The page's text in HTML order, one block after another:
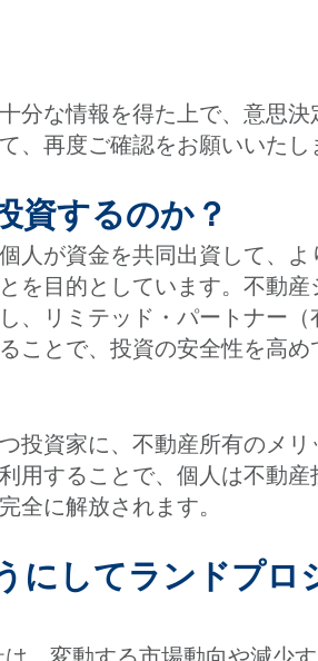
分な情報を得た上で、意思決
、再度ご確認をお願いいたし
資するのか？
人が資金を共同出資して、よ
を目的としています。不動産
、リミテッド・パートナー（
ことで、投資の安全性を高め
投資家に、不動産所有のメリ
用することで、個人は不動産
全に解放されます。
にしてランドプロ